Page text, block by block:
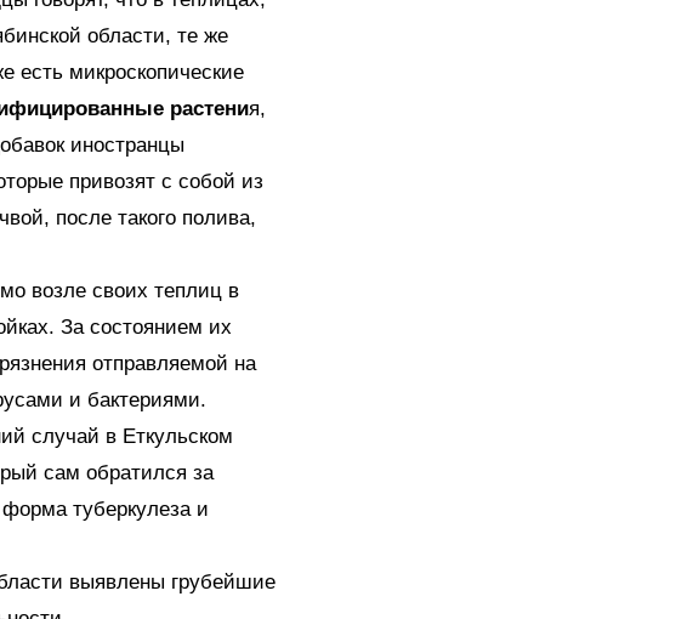
области, те же
есть микроскопические
растения,
иностранцы
привозят с собой из
после такого полива,
возле своих теплиц в
За состоянием их
отправляемой на
и бактериями.
случай в Еткульском
сам обратился за
туберкулеза и
выявлены грубейшие